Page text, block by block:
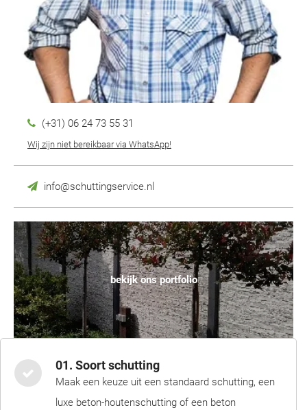
(+31) 06 24 73 55 31
Wij zijn niet bereikbaar via WhatsApp!
info@schuttingservice.nl
bekijk ons portfolio
01. Soort schutting
Maak een keuze uit een standaard schutting, een
luxe beton-houtenschutting of een beton